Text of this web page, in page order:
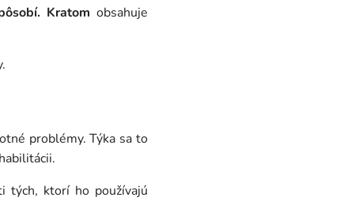
Kratom obsahuje
problémy. Týka sa to
tých, ktorí ho používajú